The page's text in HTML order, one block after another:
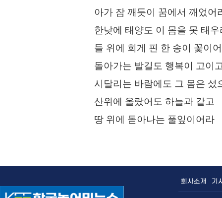
아가 잠 깨듯이 꿈에서 깨었어
한낮에 태양도 이 몸을 못 태우
들 위에 희게 핀 한 송이 꽃이
돌아가는 발길도 행복이 고이
시달리는 바람에도 그 몸은 섰
산위에 올랐어도 하늘과 같고
땅 위에 돋아나는 풀잎이어라
회사소개 기